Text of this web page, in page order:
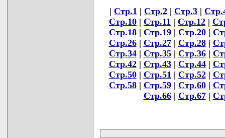
| Стр.1 | Стр.2 | Стр.3 |
Стр.10 | Стр.11 | Стр.12 |
Стр.18| Стр.19| Стр.20|
Стр.26| Стр.27| Стр.28|
Стр.34| Стр.35| Стр.36|
Стр.42| Стр.43| Стр.44|
Стр.50| Стр.51 | Стр.52|
Стр.58| Стр.59| Стр.60|
Стр.66| Стр.67|